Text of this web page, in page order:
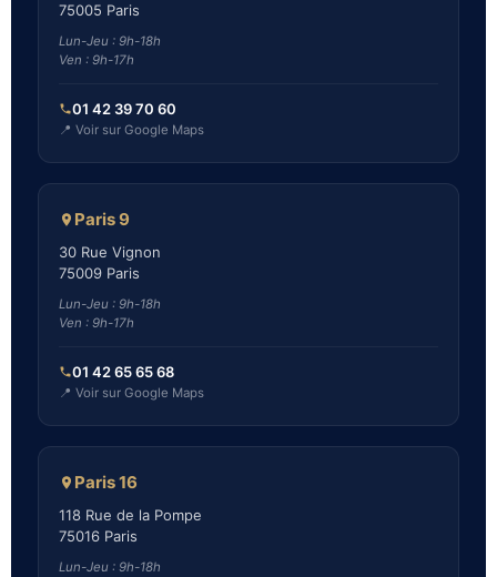
75005 Paris
Lun-Jeu : 9h-18h
Ven : 9h-17h
01 42 39 70 60
📍 Voir sur Google Maps
Paris 9
30 Rue Vignon
75009 Paris
Lun-Jeu : 9h-18h
Ven : 9h-17h
01 42 65 65 68
📍 Voir sur Google Maps
Paris 16
118 Rue de la Pompe
75016 Paris
Lun-Jeu : 9h-18h